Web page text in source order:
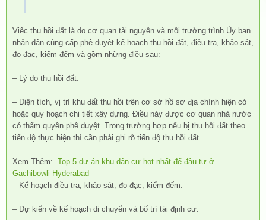
Việc thu hồi đất là do cơ quan tài nguyên và môi trường trình Ủy ban
nhân dân cùng cấp phê duyệt kế hoạch thu hồi đất, điều tra, khảo sát,
đo đạc, kiểm đếm và gồm những điều sau:
– Lý do thu hồi đất.
– Diện tích, vị trí khu đất thu hồi trên cơ sở hồ sơ địa chính hiện có
hoặc quy hoạch chi tiết xây dựng. Điều này được cơ quan nhà nước
có thẩm quyền phê duyệt. Trong trường hợp nếu bị thu hồi đất theo
tiến độ thực hiện thì cần phải ghi rõ tiến độ thu hồi đất..
Xem Thêm: Top 5 dự án khu dân cư hot nhất để đầu tư ở
Gachibowli Hyderabad
– Kế hoạch điều tra, khảo sát, đo đạc, kiểm đếm.
– Dự kiến về kế hoạch di chuyển và bố trí tái định cư.